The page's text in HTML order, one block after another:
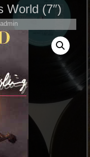
World (7″)
admin